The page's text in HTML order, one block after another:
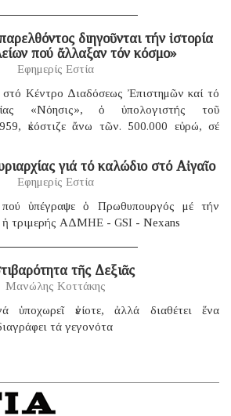
διηγοῦνται τήν ἱστορία
πού ἄλλαξαν τόν κόσμο»
Εφημερίς Εστία
στό Κέντρο Διαδόσεως Ἐπιστημῶν καί τό
«Νόησις», ὁ ὑπολογιστής τοῦ
ἐκόστιζε ἄνω τῶν. 500.000 εὐρώ, σέ
γιά τό καλώδιο στό Αἰγαῖο
Εφημερίς Εστία
ὑπέγραψε ὁ Πρωθυπουργός μέ τήν
ἡ τριμερής ΑΔΜΗΕ - GSI - Nexans
τῆς Δεξιᾶς
Μανώλης Κοττάκης
ἐνίοτε, ἀλλά διαθέτει ἕνα
τά γεγονότα